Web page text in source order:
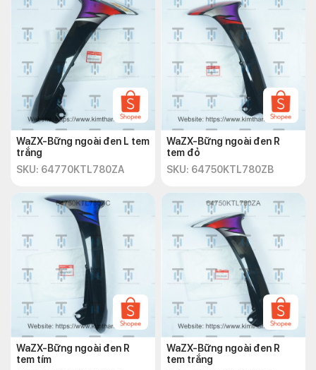
WaZX-Bững ngoài đen L tem
trắng
SKU: 64770KTL780ZA
WaZX-Bững ngoài đen R
tem đỏ
SKU: 64750KTL780ZB
WaZX-Bững ngoài đen R
tem tím
WaZX-Bững ngoài đen R
tem trắng